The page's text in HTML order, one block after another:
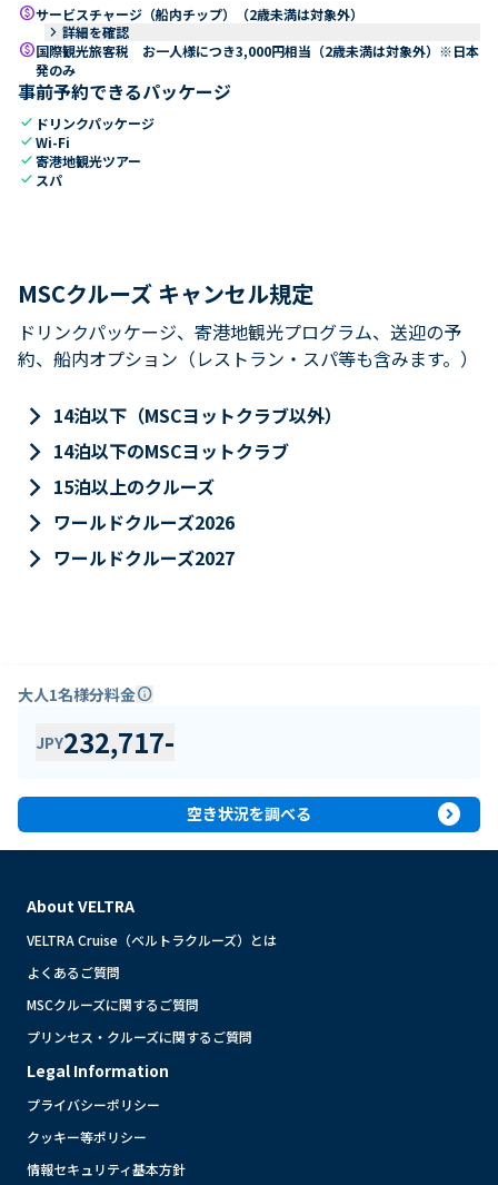
paidサービスチャージ（船内チップ）（2歳未満は対象外）
keyboard_arrow_right 詳細を確認
paid国際観光旅客税 お一人様につき3,000円相当（2歳未満は対象外）※日本
発のみ
事前予約できるパッケージ
check ドリンクパッケージ
checkWi-Fi
check寄港地観光ツアー
check スパ
MSCクルーズ キャンセル規定
ドリンクパッケージ、寄港地観光プログラム、送迎の予
約、船内オプション（レストラン・スパ等も含みます。）
keyboard_arrow_right 14泊以下（MSCヨットクラブ以外）
keyboard_arrow_right 14泊以下のMSCヨットクラブ
keyboard_arrow_right 15泊以上のクルーズ
keyboard_arrow_right ワールドクルーズ2026
keyboard_arrow_right ワールドクルーズ2027
大人1名様分料金info
JPY232,717-
空き状況を調べる expand_circle_right
About VELTRA
VELTRA Cruise（ベルトラクルーズ）とは
よくあるご質問
MSCクルーズに関するご質問
プリンセス・クルーズに関するご質問
Legal Information
プライバシーポリシー
クッキー等ポリシー
情報セキュリティ基本方針